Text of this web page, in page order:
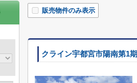
販売物件のみ表示
クライン宇都宮市陽南第1期